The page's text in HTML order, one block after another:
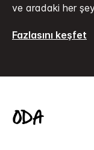
ve aradaki her
Fazlasını keşfet
Oda